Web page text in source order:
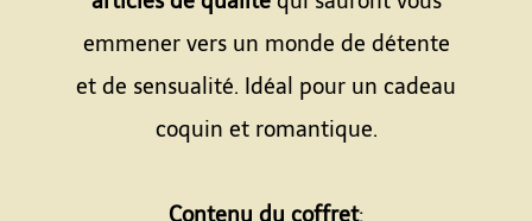
emmener vers un monde de détente
et de sensualité. Idéal pour un cadeau
coquin et romantique.
Contenu du coffret: